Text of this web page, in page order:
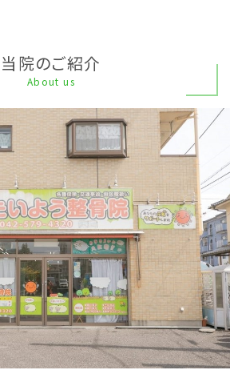
当院のご紹介
About us